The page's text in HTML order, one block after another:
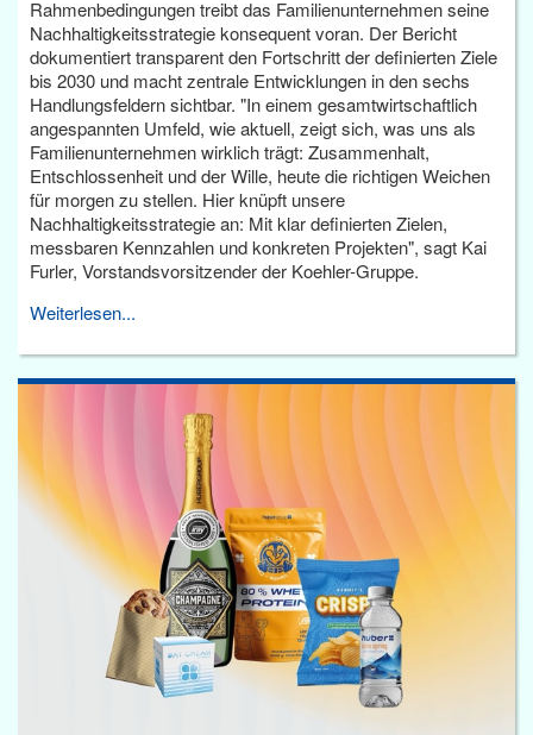
Rahmenbedingungen treibt das Familienunternehmen seine
Nachhaltigkeitsstrategie konsequent voran. Der Bericht
dokumentiert transparent den Fortschritt der definierten Ziele
bis 2030 und macht zentrale Entwicklungen in den sechs
Handlungsfeldern sichtbar. "In einem gesamtwirtschaftlich
angespannten Umfeld, wie aktuell, zeigt sich, was uns als
Familienunternehmen wirklich trägt: Zusammenhalt,
Entschlossenheit und der Wille, heute die richtigen Weichen
für morgen zu stellen. Hier knüpft unsere
Nachhaltigkeitsstrategie an: Mit klar definierten Zielen,
messbaren Kennzahlen und konkreten Projekten", sagt Kai
Furler, Vorstandsvorsitzender der Koehler-Gruppe.
Weiterlesen...